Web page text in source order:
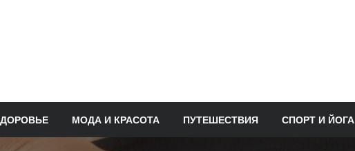
МОДА И КРАСОТА ПУТЕШЕСТВИЯ СПОРТ И ЙОГА